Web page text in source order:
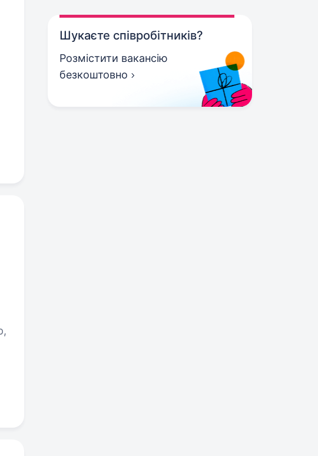
Шукаєте співробітників?
Розмістити вакансію
безкоштовно